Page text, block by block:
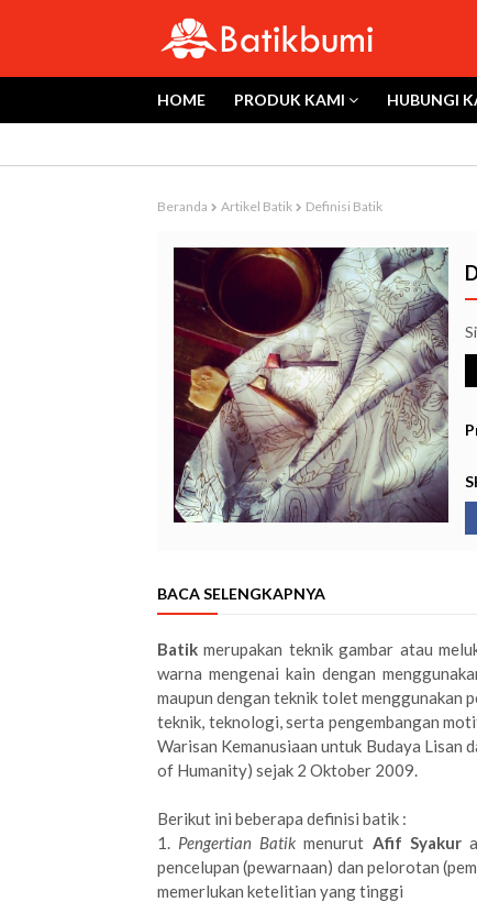
HOME PRODUK KAMI HUBUNGI
Beranda Artikel Batik Definisi Batik
BACA SELENGKAPNYA
Batik merupakan teknik gambar atau
warna mengenai kain dengan
maupun dengan teknik tolet menggunakan
teknik, teknologi, serta pengembangan
Warisan Kemanusiaan untuk Budaya
of Humanity) sejak 2 Oktober 2009.
Berikut ini beberapa definisi batik :
1. Pengertian Batik menurut Afif Syakur
pencelupan (pewarnaan) dan pelorotan
memerlukan ketelitian yang tinggi